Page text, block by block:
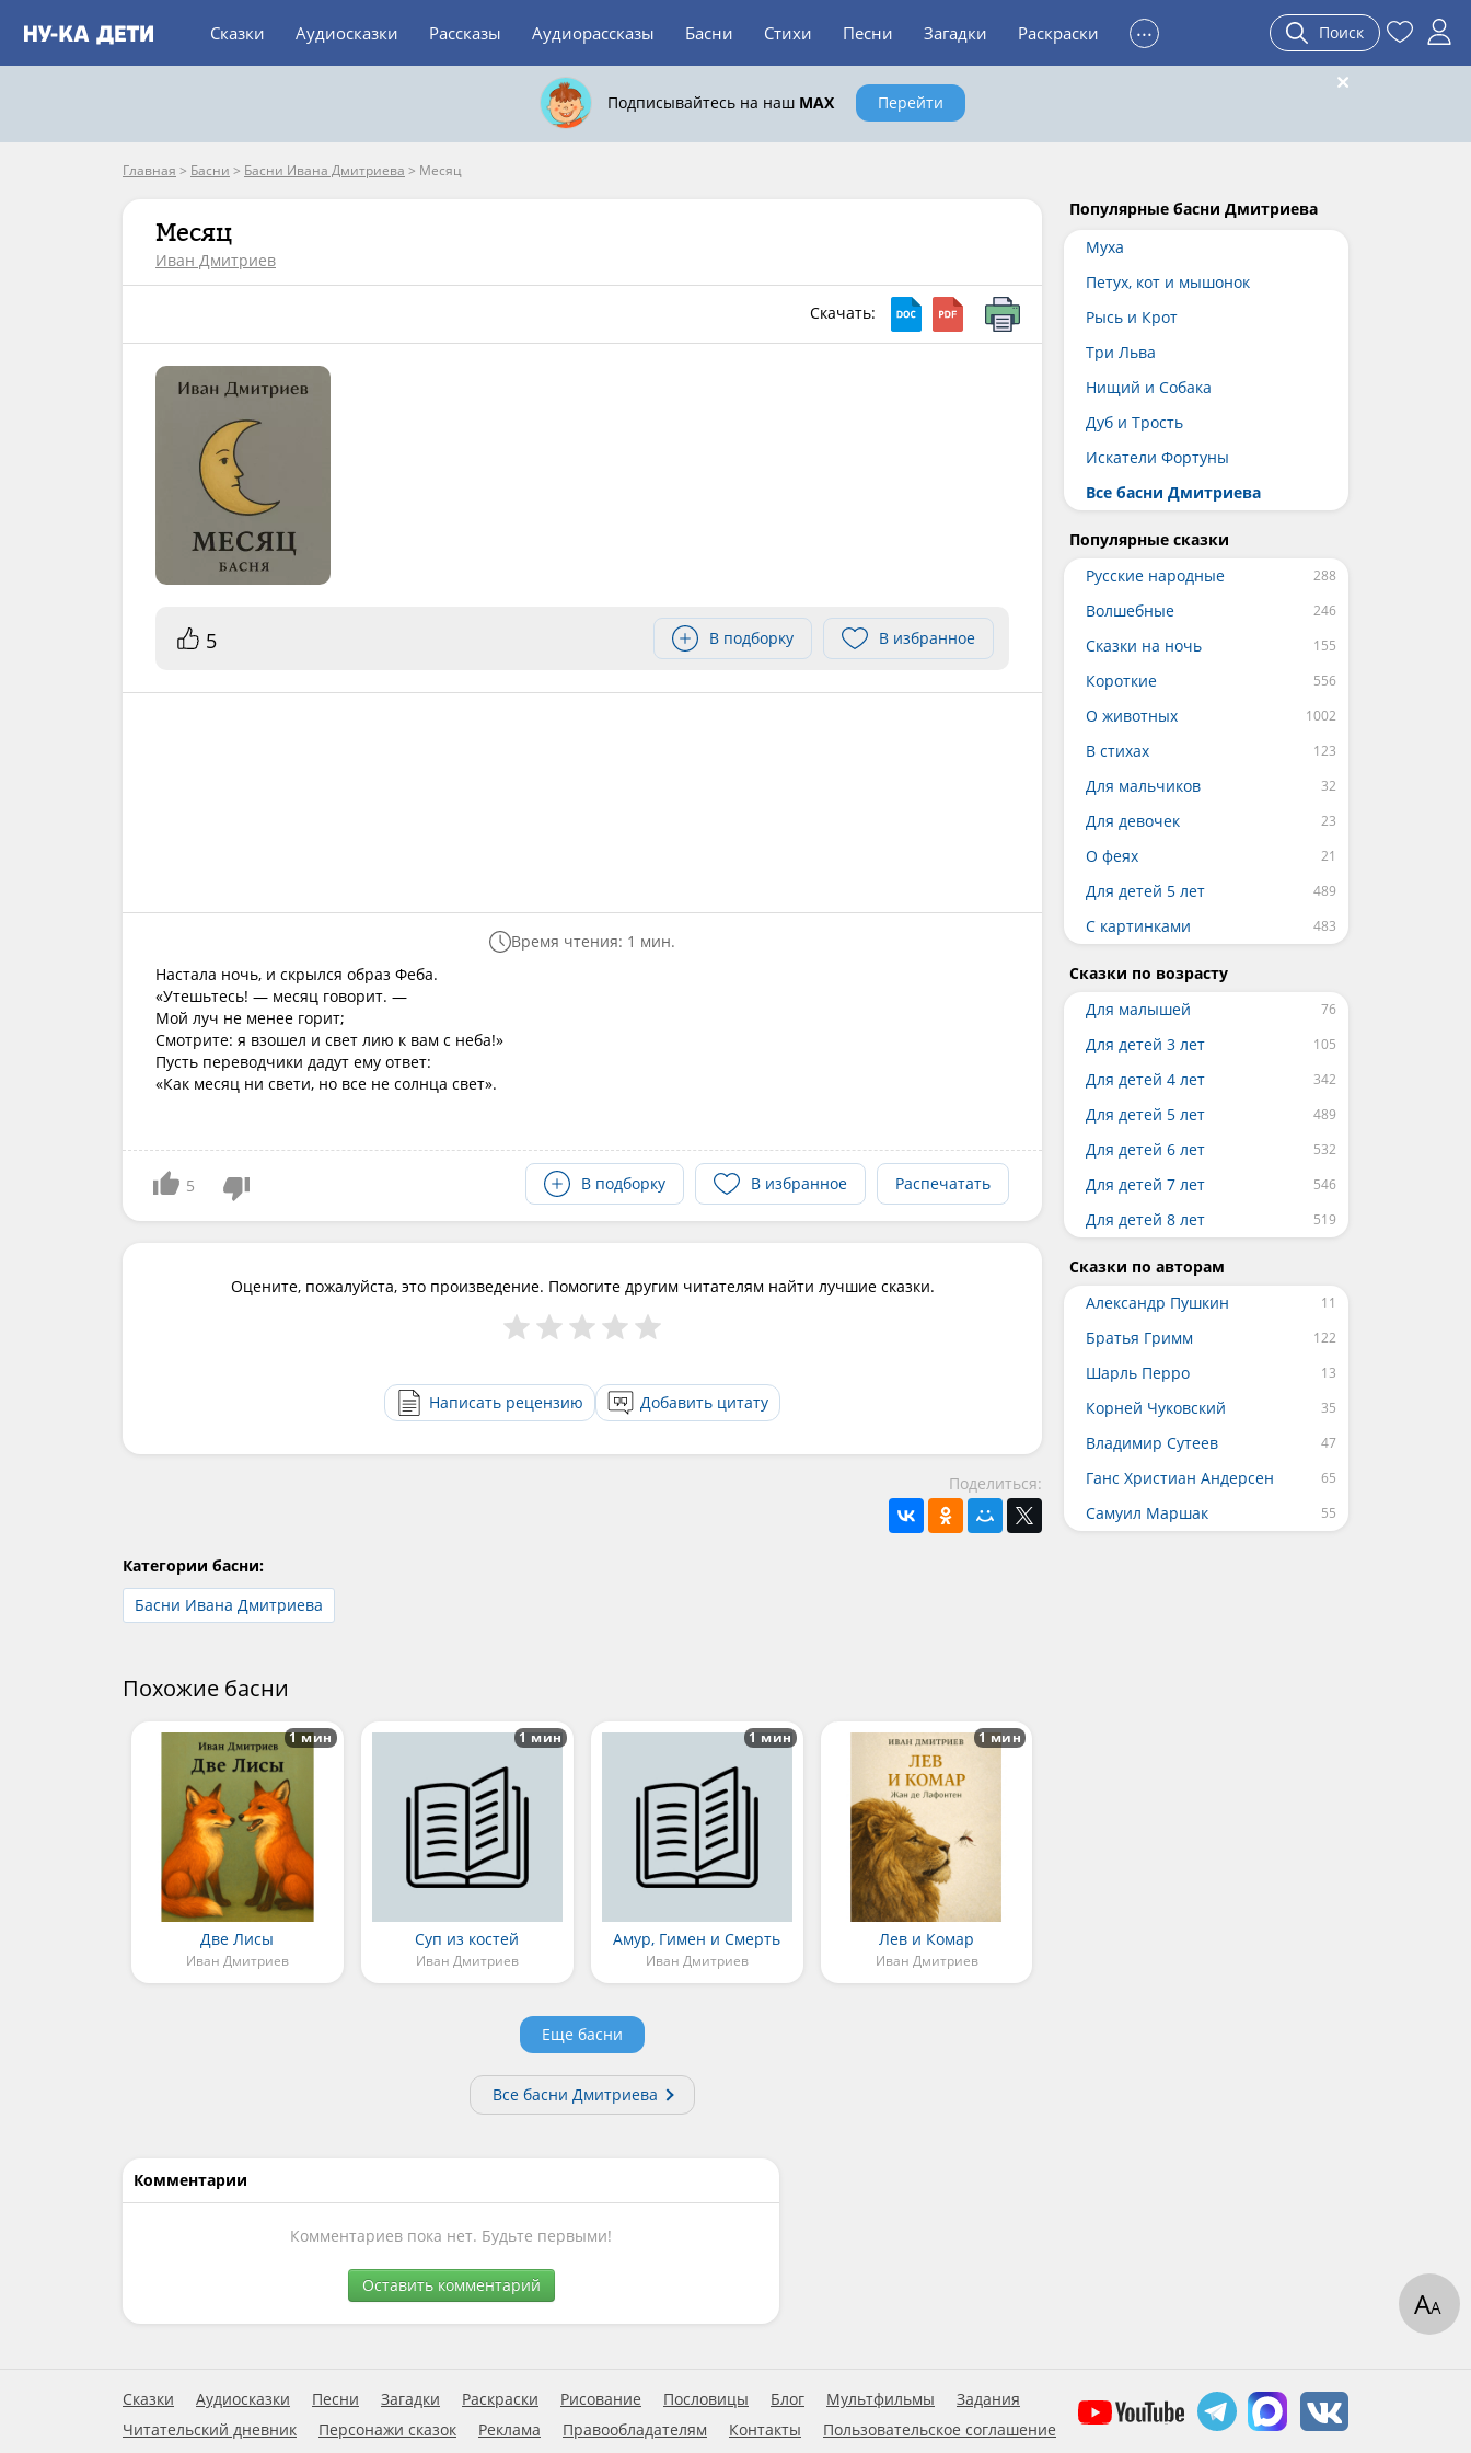
Сказки Аудиосказки Рассказы Аудиорассказы Басни Стихи Песни Загадки Раскраски ... Поиск
Подписывайтесь на наш MAX Перейти
Главная > Басни > Басни Ивана Дмитриева > Месяц
Месяц
Иван Дмитриев
Скачать:
5 В подборку В избранное
Время чтения: 1 мин.
Настала ночь, и скрылся образ Феба.
«Утешьтесь! — месяц говорит. —
Мой луч не менее горит;
Смотрите: я взошел и свет лию к вам с неба!»
Пусть переводчики дадут ему ответ:
«Как месяц ни свети, но все не солнца свет».
5 В подборку В избранное Распечатать
Оцените, пожалуйста, это произведение. Помогите другим читателям найти лучшие сказки.
Написать рецензию Добавить цитату
Поделиться:
Категории басни:
Басни Ивана Дмитриева
Похожие басни
Две Лисы
Иван Дмитриев
1 мин
Суп из костей
Иван Дмитриев
1 мин
Амур, Гимен и Смерть
Иван Дмитриев
1 мин
Лев и Комар
Иван Дмитриев
1 мин
Еще басни
Все басни Дмитриева
Комментарии
Комментариев пока нет. Будьте первыми!
Оставить комментарий
Популярные басни Дмитриева
Муха
Петух, кот и мышонок
Рысь и Крот
Три Льва
Нищий и Собака
Дуб и Трость
Искатели Фортуны
Все басни Дмитриева
Популярные сказки
Русские народные
Волшебные
Сказки на ночь
Короткие
О животных
В стихах
Для мальчиков
Для девочек
О феях
Для детей 5 лет
С картинками
Сказки по возрасту
Для малышей
Для детей 3 лет
Для детей 4 лет
Для детей 5 лет
Для детей 6 лет
Для детей 7 лет
Для детей 8 лет
Сказки по авторам
Александр Пушкин
Братья Гримм
Шарль Перро
Корней Чуковский
Владимир Сутеев
Ганс Христиан Андерсен
Самуил Маршак
Сказки Аудиосказки Песни Загадки Раскраски Рисование Пословицы Блог Мультфильмы
Задания
Читательский дневник
Персонажи сказок Реклама Правообладателям Контакты
Пользовательское соглашение
АА